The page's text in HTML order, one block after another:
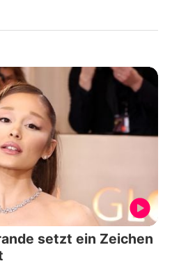
setzt ein Zeichen